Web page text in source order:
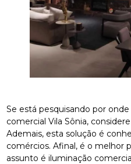
Se está pesquisando por
comercial Vila Sônia,
Ademais, esta solução é
comércios. Afinal, é o melhor
assunto é iluminação